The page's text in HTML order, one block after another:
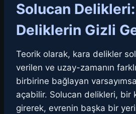
Solucan
Deliklerin Gizli
Teorik olarak, kara delikler
verilen ve uzay-zamanın
birbirine bağlayan
açabilir. Solucan delikleri, bir
girerek, evrenin başka bir